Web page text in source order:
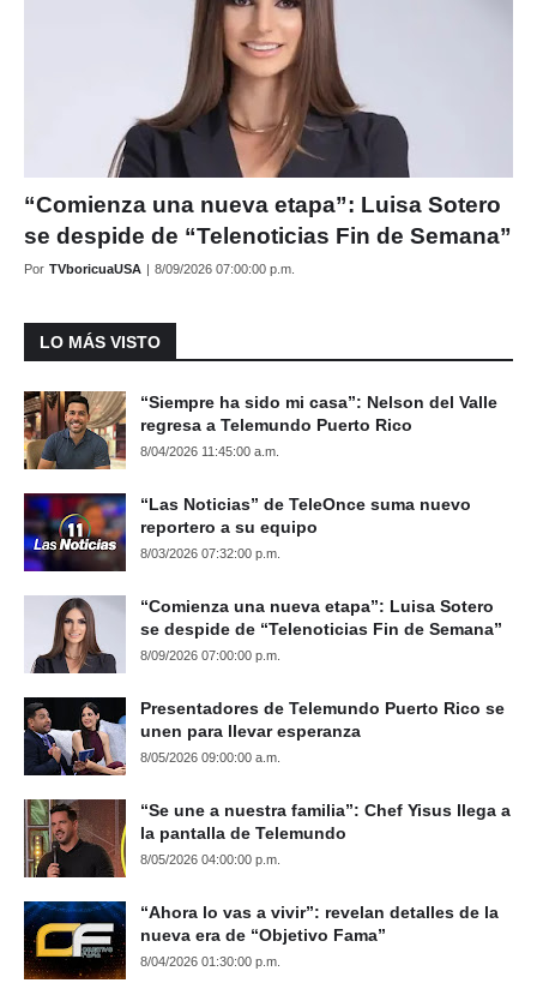
“Comienza una nueva etapa”: Luisa Sotero
se despide de “Telenoticias Fin de Semana”
Por TVboricuaUSA | 8/09/2026 07:00:00 p.m.
LO MÁS VISTO
“Siempre ha sido mi casa”: Nelson del Valle
regresa a Telemundo Puerto Rico
8/04/2026 11:45:00 a.m.
“Las Noticias” de TeleOnce suma nuevo
reportero a su equipo
8/03/2026 07:32:00 p.m.
“Comienza una nueva etapa”: Luisa Sotero
se despide de “Telenoticias Fin de Semana”
8/09/2026 07:00:00 p.m.
Presentadores de Telemundo Puerto Rico se
unen para llevar esperanza
8/05/2026 09:00:00 a.m.
“Se une a nuestra familia”: Chef Yisus llega a
la pantalla de Telemundo
8/05/2026 04:00:00 p.m.
“Ahora lo vas a vivir”: revelan detalles de la
nueva era de “Objetivo Fama”
8/04/2026 01:30:00 p.m.